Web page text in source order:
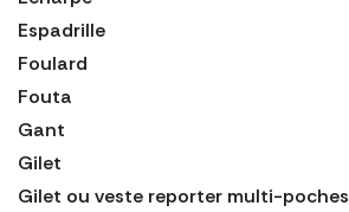
Espadrille
Foulard
Fouta
Gant
Gilet
Gilet ou veste reporter multi-poches